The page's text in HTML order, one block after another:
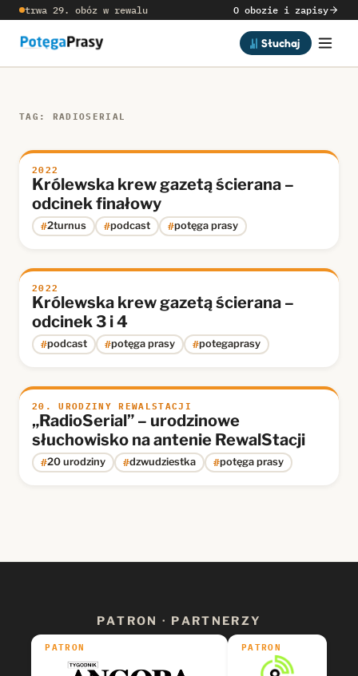
trwa 29. obóz w rewalu O obozie i zapisy
Słuchaj
TAG: RADIOSERIAL
2022
Królewska krew gazetą ścierana –
odcinek finałowy
#2turnus #podcast #potęga prasy
2022
Królewska krew gazetą ścierana –
odcinek 3 i 4
#podcast #potęga prasy #potegaprasy
20. URODZINY REWALSTACJI
„RadioSerial” – urodzinowe
słuchowisko na antenie RewalStacji
#20 urodziny #dzwudziestka #potęga prasy
PATRON · PARTNERZY
PATRON PATRON